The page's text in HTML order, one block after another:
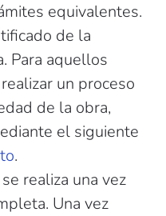
equivalentes.
de la
Para aquellos
un proceso
de la obra,
el siguiente
.
realiza una vez
Una vez